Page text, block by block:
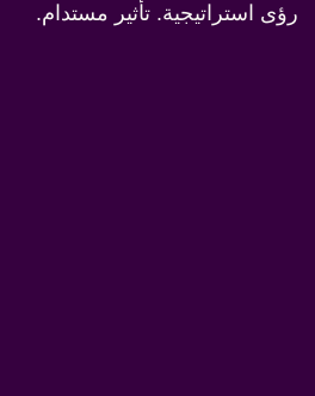
رؤى استراتيجية. تأثير مستدام.